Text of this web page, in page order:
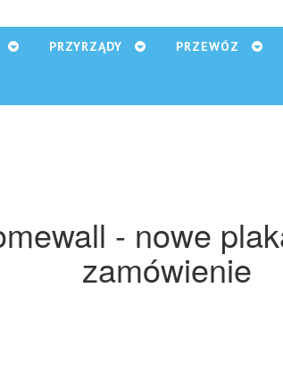
PRZYRZĄDY PRZEWÓZ
- nowe
zamówienie